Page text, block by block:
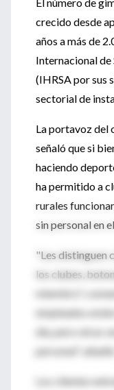
crecido desde
años a más de
Internacional de
(IHRSA por sus
sectorial de
La portavoz del
señaló que si
haciendo
ha permitido a
rurales
sin personal en
"Les distinguen
los clubes,
miembro",
empleados
día, pero otras
personal", añadió.
Los clientes